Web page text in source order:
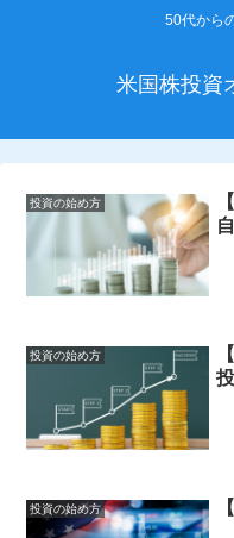
50代から
米国株投資
投資の始め方
投資の始め方
投資の始め方